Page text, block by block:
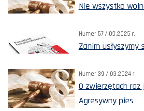
Nie wszystko
Numer 57 / 09.2025 r.
Zanim usłyszymy
Numer 39 / 03.2024 r.
O zwierzętach raz
Agresywny pies